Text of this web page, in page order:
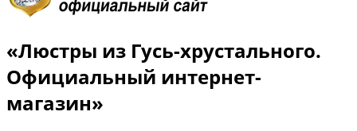
«Люстры из Гусь-хрустального.
Официальный интернет-
магазин»